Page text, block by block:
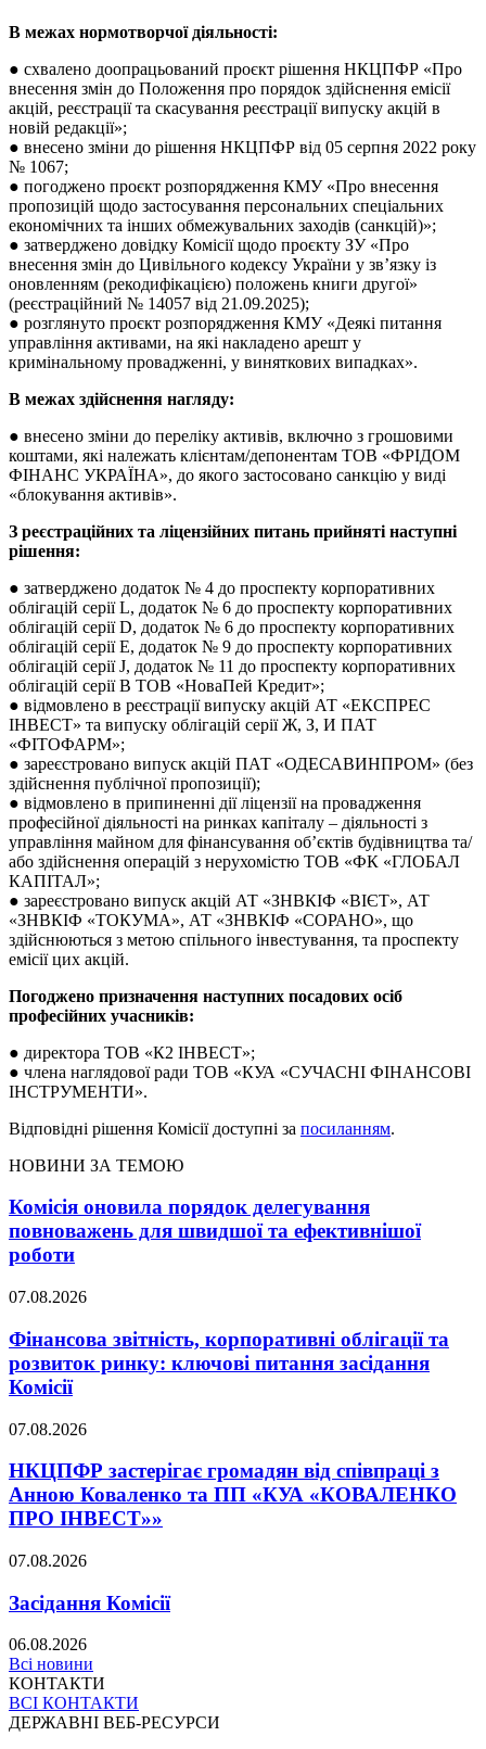
В межах нормотворчої діяльності:
● схвалено доопрацьований проєкт рішення НКЦПФР «Про
внесення змін до Положення про порядок здійснення емісії
акцій, реєстрації та скасування реєстрації випуску акцій в
новій редакції»;
● внесено зміни до рішення НКЦПФР від 05 серпня 2022 року
№ 1067;
● погоджено проєкт розпорядження КМУ «Про внесення
пропозицій щодо застосування персональних спеціальних
економічних та інших обмежувальних заходів (санкцій)»;
● затверджено довідку Комісії щодо проєкту ЗУ «Про
внесення змін до Цивільного кодексу України у зв’язку із
оновленням (рекодифікацією) положень книги другої»
(реєстраційний № 14057 від 21.09.2025);
● розглянуто проєкт розпорядження КМУ «Деякі питання
управління активами, на які накладено арешт у
кримінальному провадженні, у виняткових випадках».
В межах здійснення нагляду:
● внесено зміни до переліку активів, включно з грошовими
коштами, які належать клієнтам/депонентам ТОВ «ФРІДОМ
ФІНАНС УКРАЇНА», до якого застосовано санкцію у виді
«блокування активів».
З реєстраційних та ліцензійних питань прийняті наступні
рішення:
● затверджено додаток № 4 до проспекту корпоративних
облігацій cерії L, додаток № 6 до проспекту корпоративних
облігацій cерії D, додаток № 6 до проспекту корпоративних
облігацій cерії Е, додаток № 9 до проспекту корпоративних
облігацій cерії J, додаток № 11 до проспекту корпоративних
облігацій cерії В ТОВ «НоваПей Кредит»;
● відмовлено в реєстрації випуску акцій АТ «ЕКСПРЕС
ІНВЕСТ» та випуску облігацій серії Ж, З, И ПАТ
«ФІТОФАРМ»;
● зареєстровано випуск акцій ПАТ «ОДЕСАВИНПРОМ» (без
здійснення публічної пропозиції);
● відмовлено в припиненні дії ліцензії на провадження
професійної діяльності на ринках капіталу – діяльності з
управління майном для фінансування об’єктів будівництва та/
або здійснення операцій з нерухомістю ТОВ «ФК «ГЛОБАЛ
КАПІТАЛ»;
● зареєстровано випуск акцій АТ «ЗНВКІФ «ВІЄТ», АТ
«ЗНВКІФ «ТОКУМА», АТ «ЗНВКІФ «СОРАНО», що
здійснюються з метою спільного інвестування, та проспекту
емісії цих акцій.
Погоджено призначення наступних посадових осіб
професійних учасників:
● директора ТОВ «К2 ІНВЕСТ»;
● члена наглядової ради ТОВ «КУА «СУЧАСНІ ФІНАНСОВІ
ІНСТРУМЕНТИ».
Відповідні рішення Комісії доступні за посиланням.
НОВИНИ ЗА ТЕМОЮ
Комісія оновила порядок делегування
повноважень для швидшої та ефективнішої
роботи
07.08.2026
Фінансова звітність, корпоративні облігації та
розвиток ринку: ключові питання засідання
Комісії
07.08.2026
НКЦПФР застерігає громадян від співпраці з
Анною Коваленко та ПП «КУА «КОВАЛЕНКО
ПРО ІНВЕСТ»»
07.08.2026
Засідання Комісії
06.08.2026
Всі новини
КОНТАКТИ
ВСІ КОНТАКТИ
ДЕРЖАВНІ ВЕБ-РЕСУРСИ